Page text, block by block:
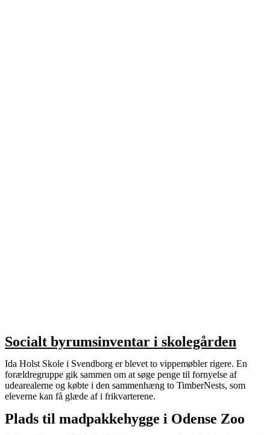
Socialt byrumsinventar i skolegården
Ida Holst Skole i Svendborg er blevet to vippemøbler rigere. En
forældregruppe gik sammen om at søge penge til fornyelse af
udearealerne og købte i den sammenhæng to TimberNests, som
eleverne kan få glæde af i frikvarterene.
Plads til madpakkehygge i Odense Zoo